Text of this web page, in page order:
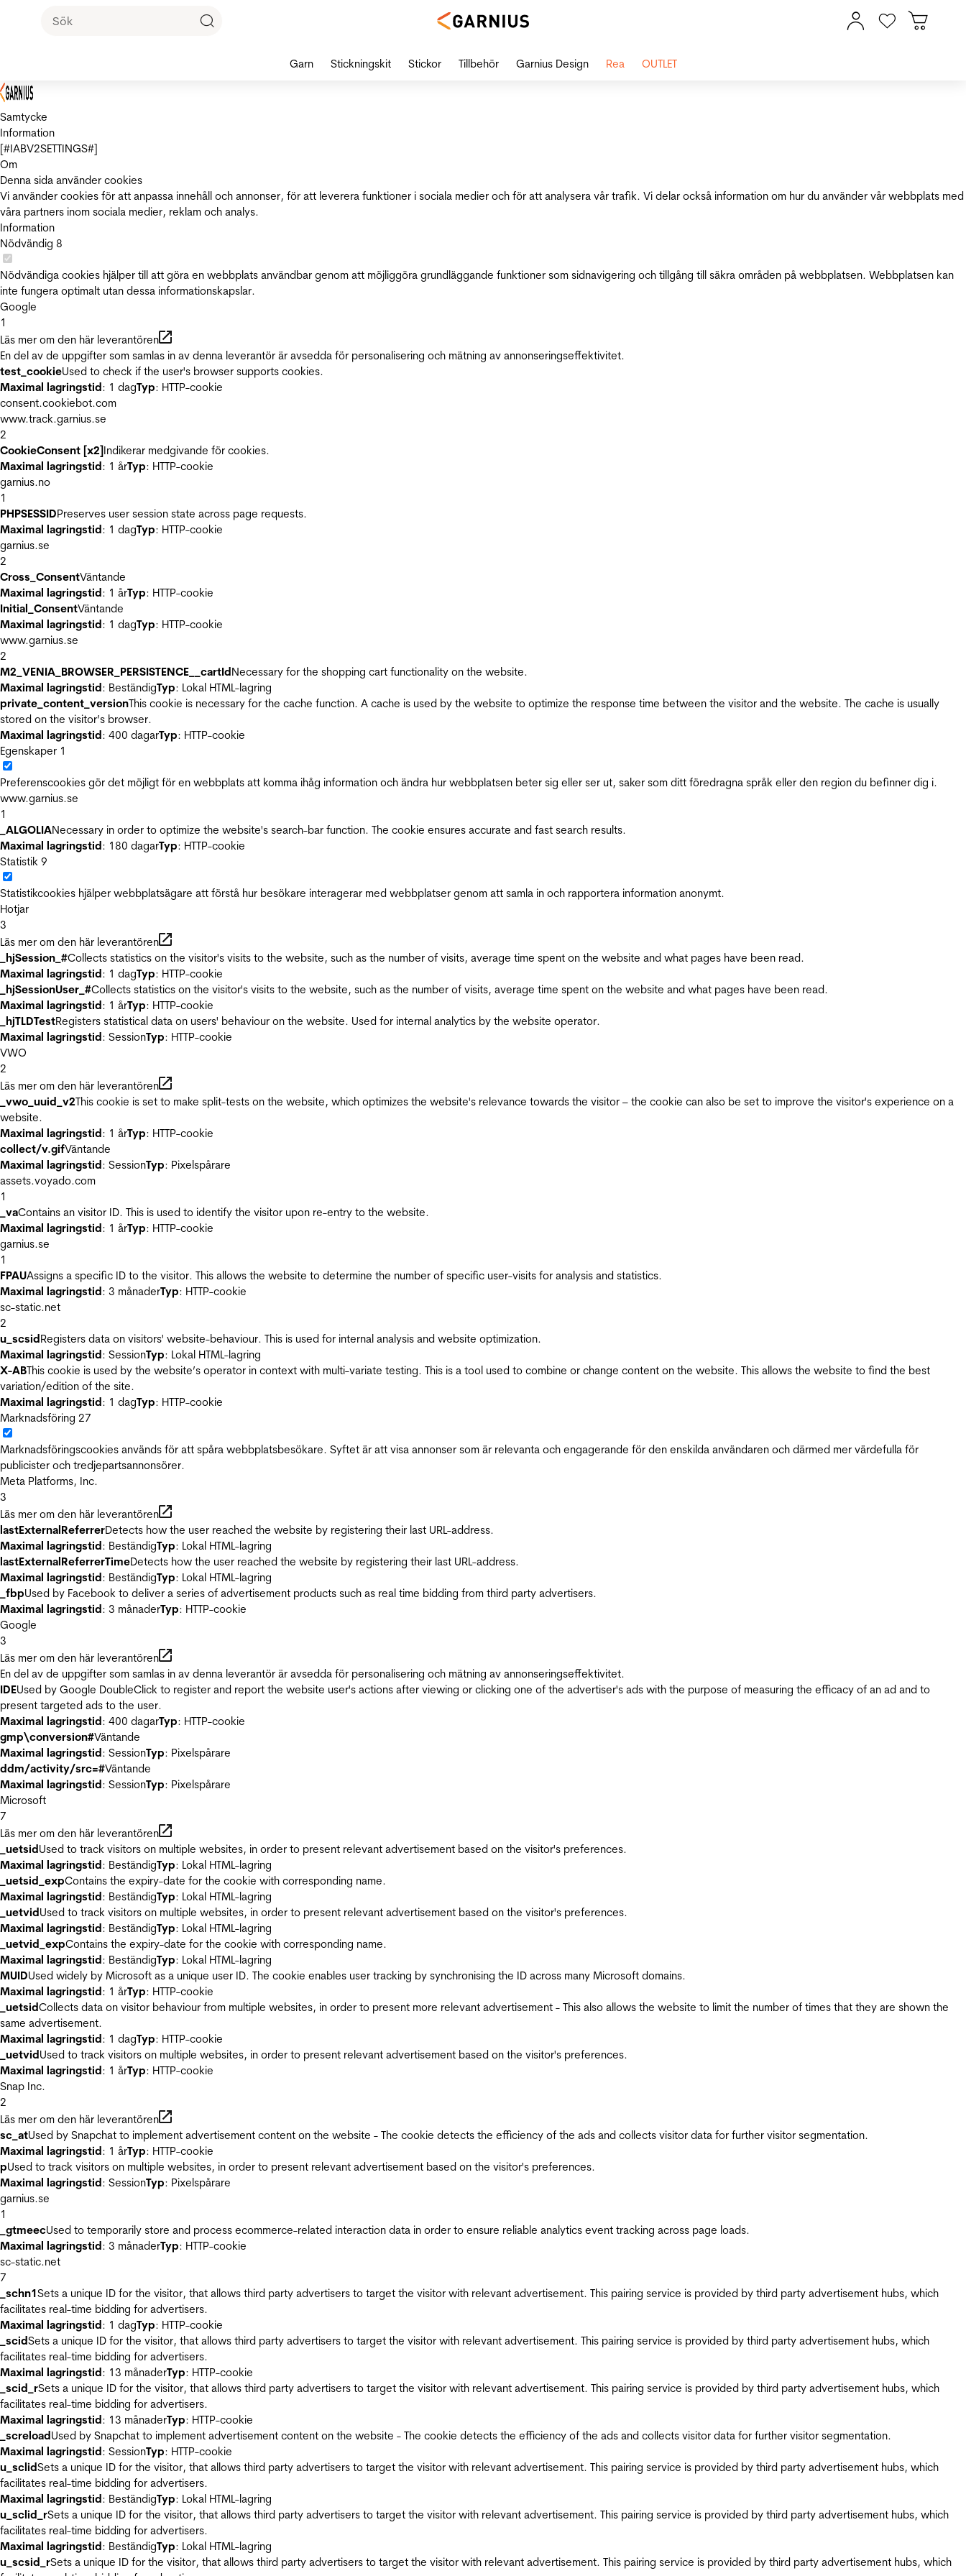
Samtycke
Information
[#IABV2SETTINGS#]
Om
Denna sida använder cookies
Vi använder cookies för att anpassa innehåll och annonser, för att leverera funktioner i sociala medier och för att analysera vår trafik. Vi delar också information om hur du använder vår webbplats med
våra partners inom sociala medier, reklam och analys.
Information
Nödvändig 8
Nödvändiga cookies hjälper till att göra en webbplats användbar genom att möjliggöra grundläggande funktioner som sidnavigering och tillgång till säkra områden på webbplatsen. Webbplatsen kan
inte fungera optimalt utan dessa informationskapslar.
Google
1
Läs mer om den här leverantören
En del av de uppgifter som samlas in av denna leverantör är avsedda för personalisering och mätning av annonseringseffektivitet.
test_cookieUsed to check if the user's browser supports cookies.
Maximal lagringstid: 1 dagTyp: HTTP-cookie
consent.cookiebot.com
www.track.garnius.se
2
CookieConsent [x2]Indikerar medgivande för cookies.
Maximal lagringstid: 1 årTyp: HTTP-cookie
garnius.no
1
PHPSESSIDPreserves user session state across page requests.
Maximal lagringstid: 1 dagTyp: HTTP-cookie
garnius.se
2
Cross_ConsentVäntande
Maximal lagringstid: 1 årTyp: HTTP-cookie
Initial_ConsentVäntande
Maximal lagringstid: 1 dagTyp: HTTP-cookie
www.garnius.se
2
M2_VENIA_BROWSER_PERSISTENCE__cartIdNecessary for the shopping cart functionality on the website.
Maximal lagringstid: BeständigTyp: Lokal HTML-lagring
private_content_versionThis cookie is necessary for the cache function. A cache is used by the website to optimize the response time between the visitor and the website. The cache is usually
stored on the visitor’s browser.
Maximal lagringstid: 400 dagarTyp: HTTP-cookie
Egenskaper 1
Preferenscookies gör det möjligt för en webbplats att komma ihåg information och ändra hur webbplatsen beter sig eller ser ut, saker som ditt föredragna språk eller den region du befinner dig i.
www.garnius.se
1
_ALGOLIANecessary in order to optimize the website's search-bar function. The cookie ensures accurate and fast search results.
Maximal lagringstid: 180 dagarTyp: HTTP-cookie
Statistik 9
Statistikcookies hjälper webbplatsägare att förstå hur besökare interagerar med webbplatser genom att samla in och rapportera information anonymt.
Hotjar
3
Läs mer om den här leverantören
_hjSession_#Collects statistics on the visitor's visits to the website, such as the number of visits, average time spent on the website and what pages have been read.
Maximal lagringstid: 1 dagTyp: HTTP-cookie
_hjSessionUser_#Collects statistics on the visitor's visits to the website, such as the number of visits, average time spent on the website and what pages have been read.
Maximal lagringstid: 1 årTyp: HTTP-cookie
_hjTLDTestRegisters statistical data on users' behaviour on the website. Used for internal analytics by the website operator.
Maximal lagringstid: SessionTyp: HTTP-cookie
VWO
2
Läs mer om den här leverantören
_vwo_uuid_v2This cookie is set to make split-tests on the website, which optimizes the website's relevance towards the visitor – the cookie can also be set to improve the visitor's experience on a
website.
Maximal lagringstid: 1 årTyp: HTTP-cookie
collect/v.gifVäntande
Maximal lagringstid: SessionTyp: Pixelspårare
assets.voyado.com
1
_vaContains an visitor ID. This is used to identify the visitor upon re-entry to the website.
Maximal lagringstid: 1 årTyp: HTTP-cookie
garnius.se
1
FPAUAssigns a specific ID to the visitor. This allows the website to determine the number of specific user-visits for analysis and statistics.
Maximal lagringstid: 3 månaderTyp: HTTP-cookie
sc-static.net
2
u_scsidRegisters data on visitors' website-behaviour. This is used for internal analysis and website optimization.
Maximal lagringstid: SessionTyp: Lokal HTML-lagring
X-ABThis cookie is used by the website’s operator in context with multi-variate testing. This is a tool used to combine or change content on the website. This allows the website to find the best
variation/edition of the site.
Maximal lagringstid: 1 dagTyp: HTTP-cookie
Marknadsföring 27
Marknadsföringscookies används för att spåra webbplatsbesökare. Syftet är att visa annonser som är relevanta och engagerande för den enskilda användaren och därmed mer värdefulla för
publicister och tredjepartsannonsörer.
Meta Platforms, Inc.
3
Läs mer om den här leverantören
lastExternalReferrerDetects how the user reached the website by registering their last URL-address.
Maximal lagringstid: BeständigTyp: Lokal HTML-lagring
lastExternalReferrerTimeDetects how the user reached the website by registering their last URL-address.
Maximal lagringstid: BeständigTyp: Lokal HTML-lagring
_fbpUsed by Facebook to deliver a series of advertisement products such as real time bidding from third party advertisers.
Maximal lagringstid: 3 månaderTyp: HTTP-cookie
Google
3
Läs mer om den här leverantören
En del av de uppgifter som samlas in av denna leverantör är avsedda för personalisering och mätning av annonseringseffektivitet.
IDEUsed by Google DoubleClick to register and report the website user's actions after viewing or clicking one of the advertiser's ads with the purpose of measuring the efficacy of an ad and to
present targeted ads to the user.
Maximal lagringstid: 400 dagarTyp: HTTP-cookie
gmp\conversion#Väntande
Maximal lagringstid: SessionTyp: Pixelspårare
ddm/activity/src=#Väntande
Maximal lagringstid: SessionTyp: Pixelspårare
Microsoft
7
Läs mer om den här leverantören
_uetsidUsed to track visitors on multiple websites, in order to present relevant advertisement based on the visitor's preferences.
Maximal lagringstid: BeständigTyp: Lokal HTML-lagring
_uetsid_expContains the expiry-date for the cookie with corresponding name.
Maximal lagringstid: BeständigTyp: Lokal HTML-lagring
_uetvidUsed to track visitors on multiple websites, in order to present relevant advertisement based on the visitor's preferences.
Maximal lagringstid: BeständigTyp: Lokal HTML-lagring
_uetvid_expContains the expiry-date for the cookie with corresponding name.
Maximal lagringstid: BeständigTyp: Lokal HTML-lagring
MUIDUsed widely by Microsoft as a unique user ID. The cookie enables user tracking by synchronising the ID across many Microsoft domains.
Maximal lagringstid: 1 årTyp: HTTP-cookie
_uetsidCollects data on visitor behaviour from multiple websites, in order to present more relevant advertisement - This also allows the website to limit the number of times that they are shown the
same advertisement.
Maximal lagringstid: 1 dagTyp: HTTP-cookie
_uetvidUsed to track visitors on multiple websites, in order to present relevant advertisement based on the visitor's preferences.
Maximal lagringstid: 1 årTyp: HTTP-cookie
Snap Inc.
2
Läs mer om den här leverantören
sc_atUsed by Snapchat to implement advertisement content on the website - The cookie detects the efficiency of the ads and collects visitor data for further visitor segmentation.
Maximal lagringstid: 1 årTyp: HTTP-cookie
pUsed to track visitors on multiple websites, in order to present relevant advertisement based on the visitor's preferences.
Maximal lagringstid: SessionTyp: Pixelspårare
garnius.se
1
_gtmeecUsed to temporarily store and process ecommerce-related interaction data in order to ensure reliable analytics event tracking across page loads.
Maximal lagringstid: 3 månaderTyp: HTTP-cookie
sc-static.net
7
_schn1Sets a unique ID for the visitor, that allows third party advertisers to target the visitor with relevant advertisement. This pairing service is provided by third party advertisement hubs, which
facilitates real-time bidding for advertisers.
Maximal lagringstid: 1 dagTyp: HTTP-cookie
_scidSets a unique ID for the visitor, that allows third party advertisers to target the visitor with relevant advertisement. This pairing service is provided by third party advertisement hubs, which
facilitates real-time bidding for advertisers.
Maximal lagringstid: 13 månaderTyp: HTTP-cookie
_scid_rSets a unique ID for the visitor, that allows third party advertisers to target the visitor with relevant advertisement. This pairing service is provided by third party advertisement hubs, which
facilitates real-time bidding for advertisers.
Maximal lagringstid: 13 månaderTyp: HTTP-cookie
_screloadUsed by Snapchat to implement advertisement content on the website - The cookie detects the efficiency of the ads and collects visitor data for further visitor segmentation.
Maximal lagringstid: SessionTyp: HTTP-cookie
u_sclidSets a unique ID for the visitor, that allows third party advertisers to target the visitor with relevant advertisement. This pairing service is provided by third party advertisement hubs, which
facilitates real-time bidding for advertisers.
Maximal lagringstid: BeständigTyp: Lokal HTML-lagring
u_sclid_rSets a unique ID for the visitor, that allows third party advertisers to target the visitor with relevant advertisement. This pairing service is provided by third party advertisement hubs, which
facilitates real-time bidding for advertisers.
Maximal lagringstid: BeständigTyp: Lokal HTML-lagring
u_scsid_rSets a unique ID for the visitor, that allows third party advertisers to target the visitor with relevant advertisement. This pairing service is provided by third party advertisement hubs, which
Garn Stickningskit Stickor Tillbehör Garnius Design Rea OUTLET